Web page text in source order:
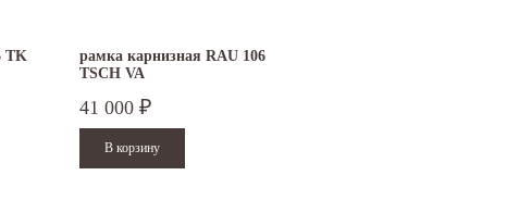
TK
рамка карнизная RAU 106
TSCH VA
41 000 ₽